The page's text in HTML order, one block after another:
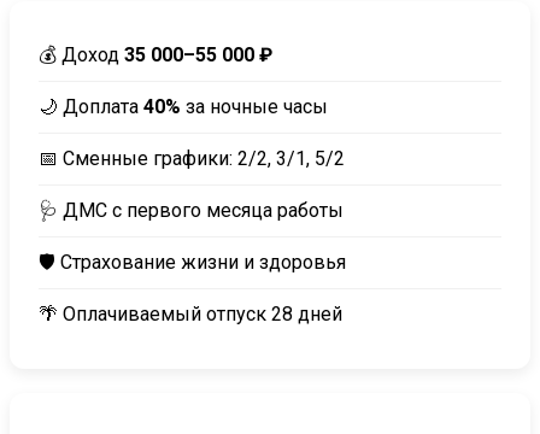
💰 Доход 35 000–55 000 ₽
🌙 Доплата 40% за ночные часы
📅 Сменные графики: 2/2, 3/1, 5/2
🩺 ДМС с первого месяца работы
🛡️ Страхование жизни и здоровья
🌴 Оплачиваемый отпуск 28 дней